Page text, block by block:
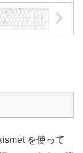
を使って